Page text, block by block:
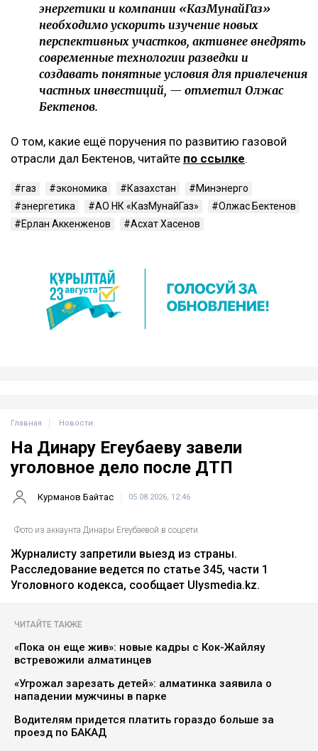
энергетики и компании «КазМунайГаз»
необходимо ускорить изучение новых
перспективных участков, активнее внедрять
современные технологии разведки и
создавать понятные условия для привлечения
частных инвестиций, — отметил Олжас
Бектенов.
О том, какие ещё поручения по развитию газовой
отрасли дал Бектенов, читайте по ссылке.
газ экономика Казахстан
Минэнерго
энергетика
АО НК «КазМунайГаз»
Олжас Бектенов
Ерлан Аккенженов
Асхат Хасенов
Главная Новости